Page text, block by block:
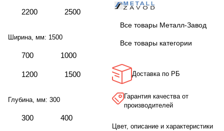
2200 2500
Ширина, мм: 1500
700 1000
1200 1500
Глубина, мм: 300
300 400
Все товары Металл-Завод
Все товары категории
Доставка по РБ
Гарантия качества от
производителей
Цвет, описание и характеристики